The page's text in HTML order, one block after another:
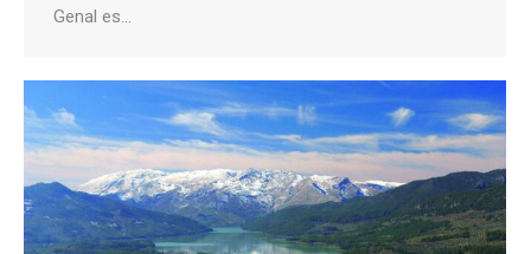
Genal es…